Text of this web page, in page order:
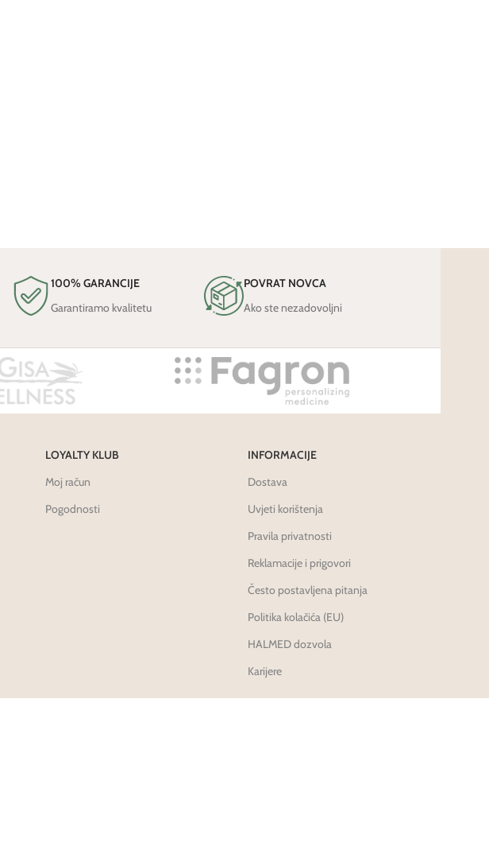
100% GARANCIJE
Garantiramo kvalitetu
POVRAT NOVCA
Ako ste nezadovoljni
LOYALTY KLUB
Moj račun
Pogodnosti
INFORMACIJE
Dostava
Uvjeti korištenja
Pravila privatnosti
Reklamacije i prigovori
Često postavljena pitanja
Politika kolačića (EU)
HALMED dozvola
Karijere